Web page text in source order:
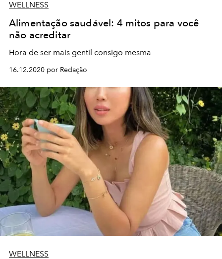
WELLNESS
Alimentação saudável: 4 mitos para você
não acreditar
Hora de ser mais gentil consigo mesma
16.12.2020 por Redação
WELLNESS